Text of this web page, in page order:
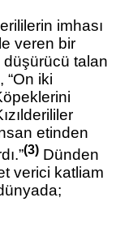
imhası
veren bir
düşürücü talan
“On iki
etinden
(3) Dünden
verici katliam